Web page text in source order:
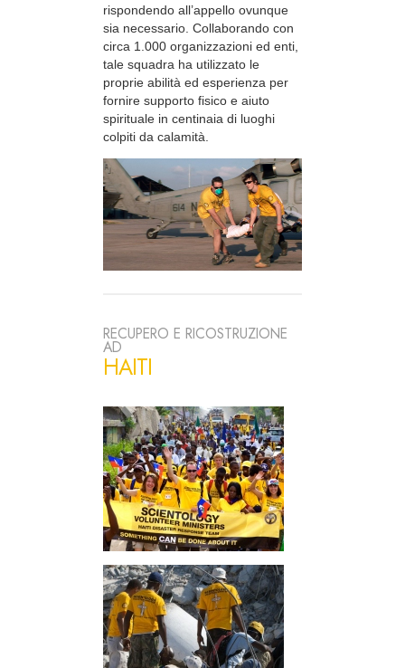
rispondendo all’appello ovunque
sia necessario. Collaborando con
circa 1.000 organizzazioni ed enti,
tale squadra ha utilizzato le
proprie abilità ed esperienza per
fornire supporto fisico e aiuto
spirituale in centinaia di luoghi
colpiti da calamità.
RECUPERO E RICOSTRUZIONE
AD
HAITI